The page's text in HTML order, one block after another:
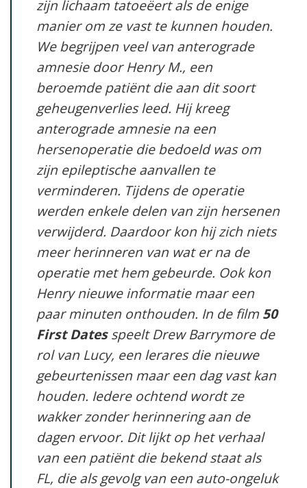
zijn lichaam tatoeëert als de enige
manier om ze vast te kunnen houden.
We begrijpen veel van anterograde
amnesie door Henry M., een
beroemde patiënt die aan dit soort
geheugenverlies leed. Hij kreeg
anterograde amnesie na een
hersenoperatie die bedoeld was om
zijn epileptische aanvallen te
verminderen. Tijdens de operatie
werden enkele delen van zijn hersenen
verwijderd. Daardoor kon hij zich niets
meer herinneren van wat er na de
operatie met hem gebeurde. Ook kon
Henry nieuwe informatie maar een
paar minuten onthouden. In de film 50
First Datesspeelt Drew Barrymore de
rol van Lucy, een lerares die nieuwe
gebeurtenissen maar een dag vast kan
houden. Iedere ochtend wordt ze
wakker zonder herinnering aan de
dagen ervoor. Dit lijkt op het verhaal
van een patiënt die bekend staat als
FL, die als gevolg van een auto-ongeluk